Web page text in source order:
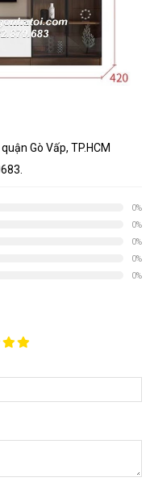
Gò Vấp, TP.HCM
0%
0%
0%
0%
0%